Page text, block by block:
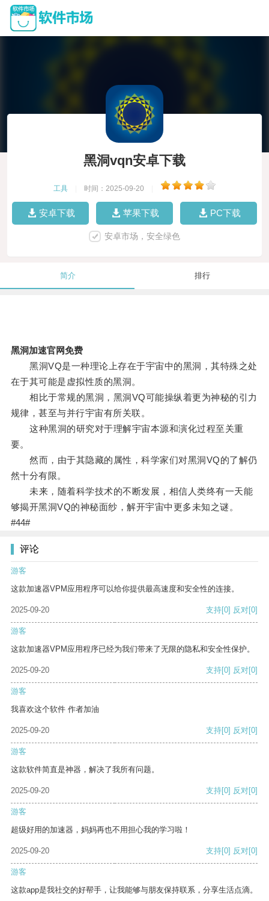
黑洞vqn安卓下载
工具 时间：2025-09-20
安卓下载 苹果下载 PC下载
安卓市场，安全绿色
简介 排行
黑洞加速官网免费
黑洞VQ是一种理论上存在于宇宙中的黑洞，其特殊之处
在于其可能是虚拟性质的黑洞。
相比于常规的黑洞，黑洞VQ可能操纵着更为神秘的引力
规律，甚至与并行宇宙有所关联。
这种黑洞的研究对于理解宇宙本源和演化过程至关重
要。
然而，由于其隐藏的属性，科学家们对黑洞VQ的了解仍
然十分有限。
未来，随着科学技术的不断发展，相信人类终有一天能
够揭开黑洞VQ的神秘面纱，解开宇宙中更多未知之谜。
#44#
评论
游客
这款加速器VPM应用程序可以给你提供最高速度和安全性的连接。
2025-09-20 支持[0] 反对[0]
游客
这款加速器VPM应用程序已经为我们带来了无限的隐私和安全性保护。
2025-09-20 支持[0] 反对[0]
游客
我喜欢这个软件 作者加油
2025-09-20 支持[0] 反对[0]
游客
这款软件简直是神器，解决了我所有问题。
2025-09-20 支持[0] 反对[0]
游客
超级好用的加速器，妈妈再也不用担心我的学习啦！
2025-09-20 支持[0] 反对[0]
游客
这款app是我社交的好帮手，让我能够与朋友保持联系，分享生活点滴。